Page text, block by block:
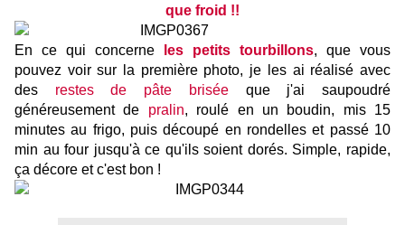
que froid !!
En ce qui concerne les petits tourbillons, que vous
pouvez voir sur la première photo, je les ai réalisé avec
des restes de pâte briséeque j'ai saupoudré
généreusement de pralin, roulé en un boudin, mis 15
minutes au frigo, puis découpé en rondelles et passé 10
min au four jusqu'à ce qu'ils soient dorés. Simple, rapide,
ça décore et c'est bon !